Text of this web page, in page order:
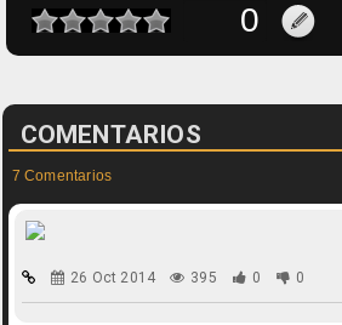
COMENTARIOS
7 Comentarios
26 Oct 2014 395 0 0